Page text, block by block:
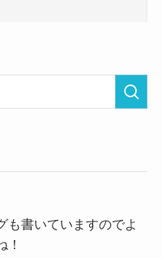
も書いていますのでよ
！